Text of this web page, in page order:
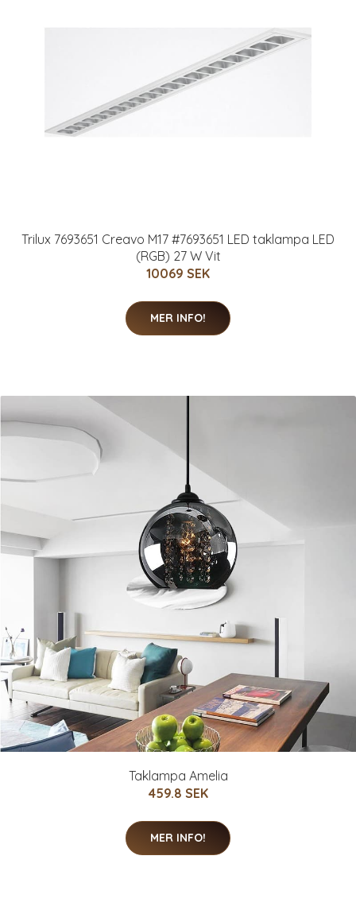
Trilux 7693651 Creavo M17 #7693651 LED taklampa LED
(RGB) 27 W Vit
10069 SEK
MER INFO!
Taklampa Amelia
459.8 SEK
MER INFO!